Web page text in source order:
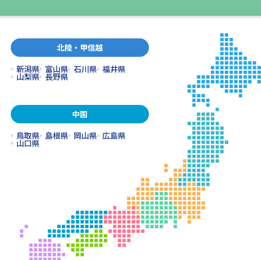
北陸・甲信越
新潟県 富山県 石川県 福井県
山梨県 長野県
中国
鳥取県 島根県 岡山県 広島県
山口県